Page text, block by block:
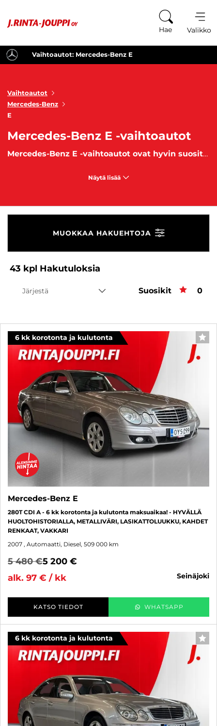
Hae Valikko
Vaihtoautot: Mercedes-Benz E
Vaihtoautot
Mercedes-Benz
E
Mercedes-Benz E -vaihtoautot
Mercedes-Benz E -vaihtoautot ovat hyvin suosittuja ajoneuvoja
Näytä lisää
MUOKKAA HAKUEHTOJA
43 kpl Hakutuloksia
Järjestä Suosikit 0
6 kk korotonta ja kulutonta
Mercedes-Benz E
280T CDI A - 6 kk korotonta ja kulutonta maksuaikaa! - HYVÄLLÄ
HUOLTOHISTORIALLA, METALLIVÄRI, LASIKATTOLUUKKU, KAHDET
RENKAAT, VAKKARI
2007 , Automaatti, Diesel, 509 000 km
5 480 €5 200 €
alk. 97 € / kk
seinäjoki
KATSO TIEDOT WHATSAPP
6 kk korotonta ja kulutonta